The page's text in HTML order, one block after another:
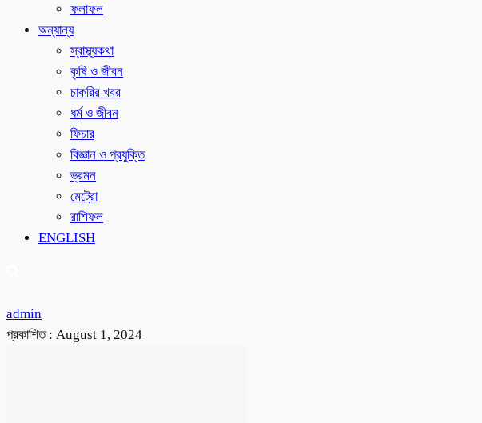
ফলাফল
অন্যান্য
স্বাস্থ্যকথা
কৃষি ও জীবন
চাকরির খবর
ধর্ম ও জীবন
ফিচার
বিজ্ঞান ও প্রযুক্তি
ভ্রমন
মেট্রো
রাশিফল
ENGLISH
admin
প্রকাশিত : August 1, 2024